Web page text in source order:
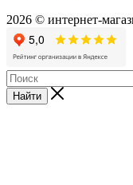
2026 © интернет-
Найти